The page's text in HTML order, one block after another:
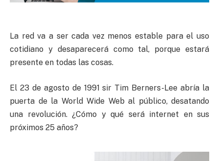
La red va a ser cada vez menos estable para el uso
cotidiano y desaparecerá como tal, porque estará
presente en todas las cosas.
El 23 de agosto de 1991 sir Tim Berners-Lee abría la
puerta de la World Wide Web al público, desatando
una revolución. ¿Cómo y qué será internet en sus
próximos 25 años?